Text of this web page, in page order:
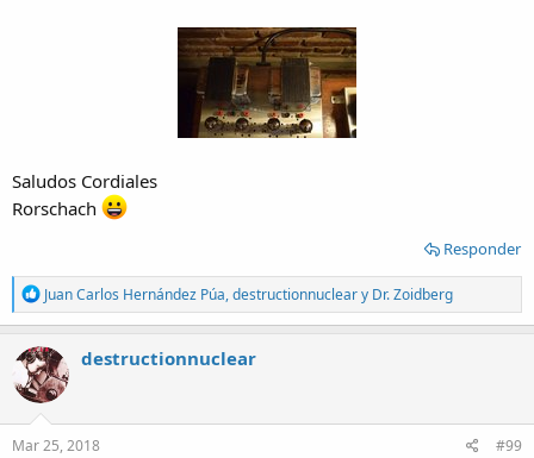
Saludos Cordiales
Rorschach
Responder
R
e
a
c
t
i
o
n
s
Juan Carlos Hernández Púa,destructionnucleary Dr. Zoidberg
destructionnuclear
Mar 25, 2018 #99